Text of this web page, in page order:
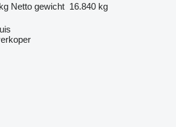
Netto gewicht 16.840 kg